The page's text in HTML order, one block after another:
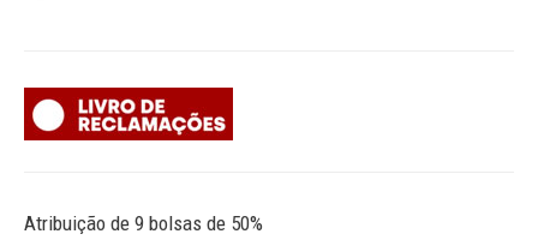
Atribuição de 9 bolsas de 50%